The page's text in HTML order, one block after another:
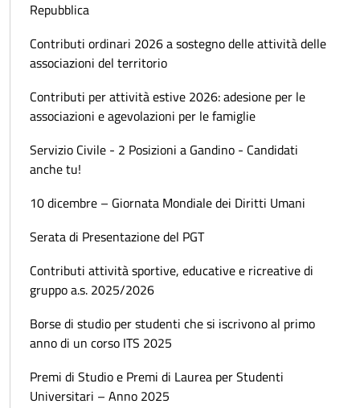
Repubblica
Contributi ordinari 2026 a sostegno delle attività delle
associazioni del territorio
Contributi per attività estive 2026: adesione per le
associazioni e agevolazioni per le famiglie
Servizio Civile - 2 Posizioni a Gandino - Candidati
anche tu!
10 dicembre – Giornata Mondiale dei Diritti Umani
Serata di Presentazione del PGT
Contributi attività sportive, educative e ricreative di
gruppo a.s. 2025/2026
Borse di studio per studenti che si iscrivono al primo
anno di un corso ITS 2025
Premi di Studio e Premi di Laurea per Studenti
Universitari – Anno 2025